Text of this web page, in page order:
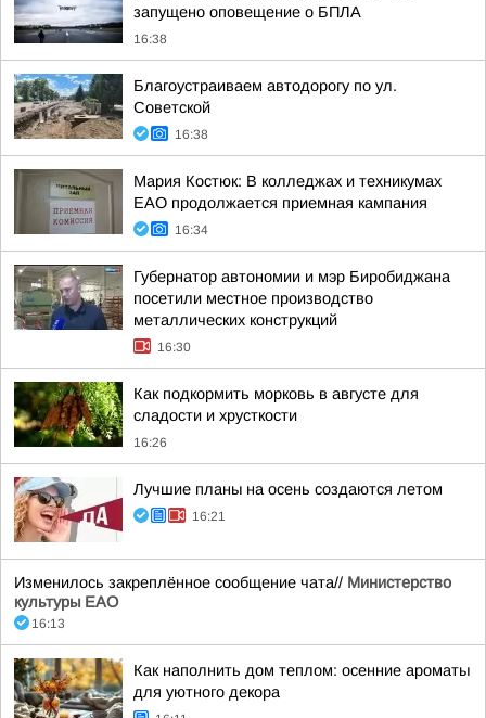
запущено оповещение о БПЛА
16:38
Благоустраиваем автодорогу по ул.
Советской
16:38
Мария Костюк: В колледжах и техникумах
ЕАО продолжается приемная кампания
16:34
Губернатор автономии и мэр Биробиджана
посетили местное производство
металлических конструкций
16:30
Как подкормить морковь в августе для
сладости и хрусткости
16:26
Лучшие планы на осень создаются летом
16:21
Изменилось закреплённое сообщение чата// Министерство
культуры ЕАО
16:13
Как наполнить дом теплом: осенние ароматы
для уютного декора